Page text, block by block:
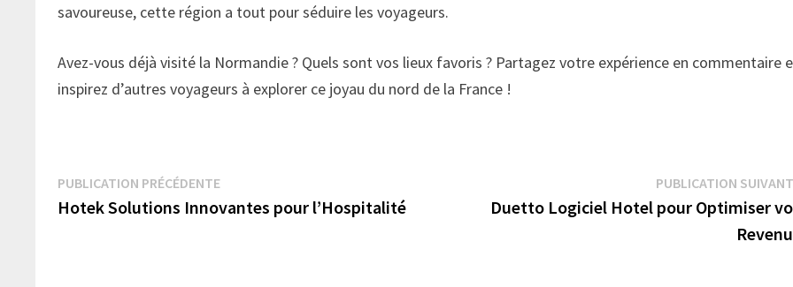
savoureuse, cette région a tout pour séduire les voyageurs.
Avez-vous déjà visité la Normandie ? Quels sont vos lieux favoris ? Partagez votre expérience en commentaire
inspirez d’autres voyageurs à explorer ce joyau du nord de la France !
Navigation
de
PUBLICATION PRÉCÉDENTEPublication
précédente :
Hotek Solutions Innovantes pour l’Hospitalité
PUBLICATION
Duetto Logiciel Hotel pour Optimiser